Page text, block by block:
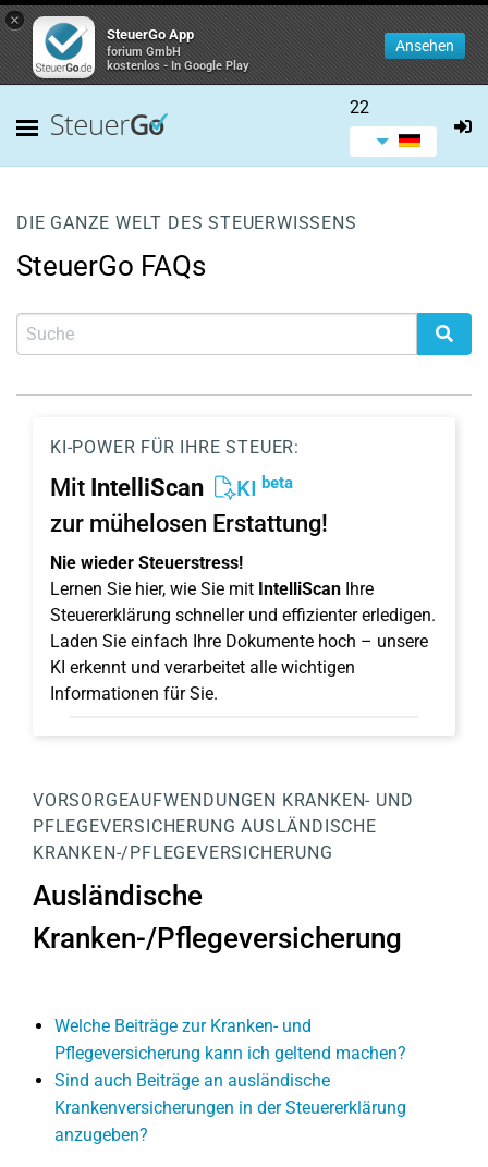
×
SteuerGo App
forium GmbH
kostenlos - In Google Play
Ansehen
22
DIE GANZE WELT DES STEUERWISSENS
SteuerGo FAQs
KI-POWER FÜR IHRE STEUER:
Mit IntelliScan KI beta
zur mühelosen Erstattung!
Nie wieder Steuerstress!
Lernen Sie hier, wie Sie mit IntelliScan Ihre
Steuererklärung schneller und effizienter erledigen.
Laden Sie einfach Ihre Dokumente hoch – unsere
KI erkennt und verarbeitet alle wichtigen
Informationen für Sie.
VORSORGEAUFWENDUNGEN KRANKEN- UND
PFLEGEVERSICHERUNG AUSLÄNDISCHE
KRANKEN-/PFLEGEVERSICHERUNG
Ausländische
Kranken-/Pflegeversicherung
Welche Beiträge zur Kranken- und
Pflegeversicherung kann ich geltend machen?
Sind auch Beiträge an ausländische
Krankenversicherungen in der Steuererklärung
anzugeben?